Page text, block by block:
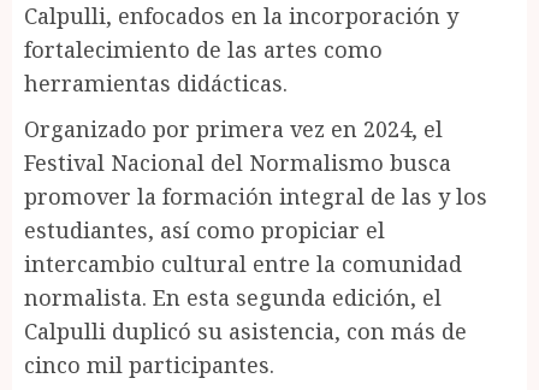
Calpulli, enfocados en la incorporación y
fortalecimiento de las artes como
herramientas didácticas.
Organizado por primera vez en 2024, el
Festival Nacional del Normalismo busca
promover la formación integral de las y los
estudiantes, así como propiciar el
intercambio cultural entre la comunidad
normalista. En esta segunda edición, el
Calpulli duplicó su asistencia, con más de
cinco mil participantes.